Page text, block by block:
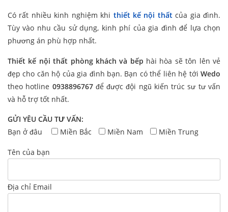
Có rất nhiều kinh nghiệm khi thiết kế nội thất của gia đình.
Tùy vào nhu cầu sử dụng, kinh phí của gia đình để lựa chọn
phương án phù hợp nhất.
Thiết kế nội thất phòng khách và bếp hài hòa sẽ tôn lên vẻ
đẹp cho căn hộ của gia đình bạn. Bạn có thể liên hệ tới Wedo
theo hotline 0938896767 để được đội ngũ kiến trúc sư tư vấn
và hỗ trợ tốt nhất.
GỬI YÊU CẦU TƯ VẤN:
Bạn ở đâu
Miền Bắc Miền Nam Miền Trung
Tên của bạn
Địa chỉ Email